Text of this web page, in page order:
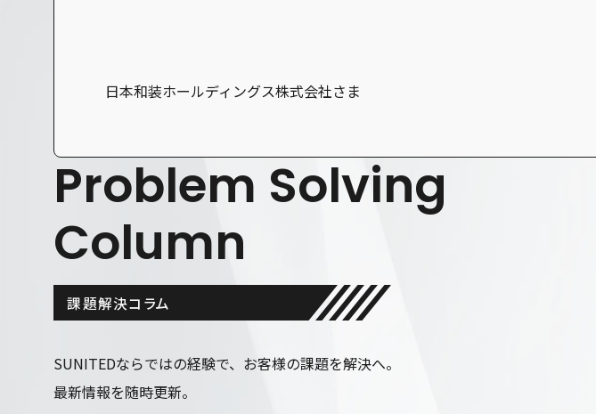
日本和装ホールディングス株式会社さま
Problem Solving
Column
課題解決コラム
SUNITEDならではの経験で、お客様の課題を解決へ。
最新情報を随時更新。